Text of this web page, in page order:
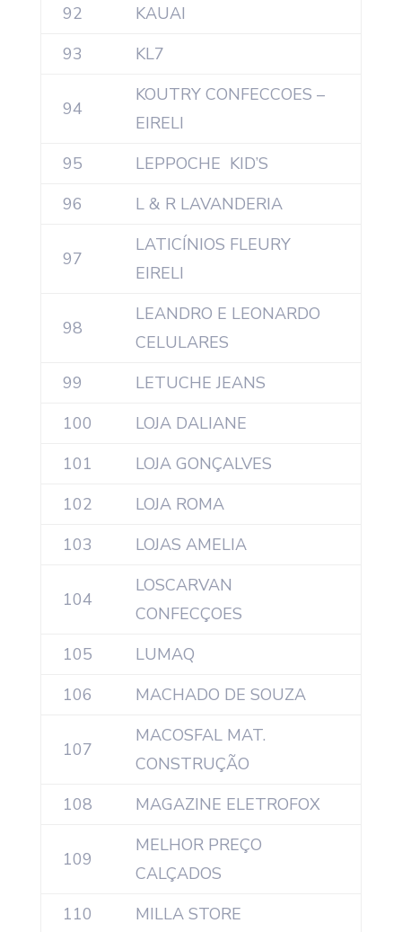
92
KAUAI
93
KL7
94
KOUTRY CONFECCOES –
EIRELI
95
LEPPOCHE KID’S
96
L & R LAVANDERIA
97
LATICÍNIOS FLEURY
EIRELI
98
LEANDRO E LEONARDO
CELULARES
99
LETUCHE JEANS
100
LOJA DALIANE
101
LOJA GONÇALVES
102
LOJA ROMA
103
LOJAS AMELIA
104
LOSCARVAN
CONFECÇOES
105
LUMAQ
106
MACHADO DE SOUZA
107
MACOSFAL MAT.
CONSTRUÇÃO
108
MAGAZINE ELETROFOX
109
MELHOR PREÇO
CALÇADOS
110
MILLA STORE